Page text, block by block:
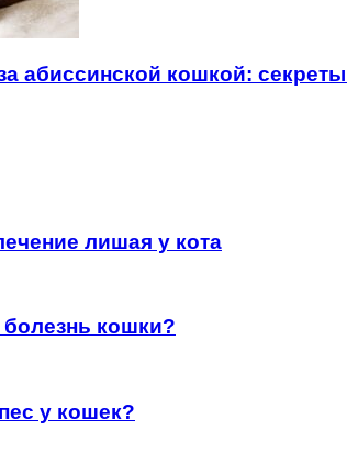
абиссинской кошкой:
лишая у кота
болезнь кошки?
у кошек?